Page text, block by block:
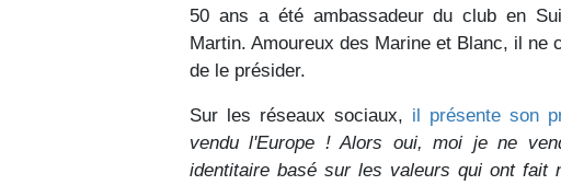
50 ans a été ambassadeur du club en
Martin. Amoureux des Marine et Blanc, il
de le présider.
Sur les réseaux sociaux, il présente son
vendu l'Europe ! Alors oui, moi je ne
identitaire basé sur les valeurs qui ont fait